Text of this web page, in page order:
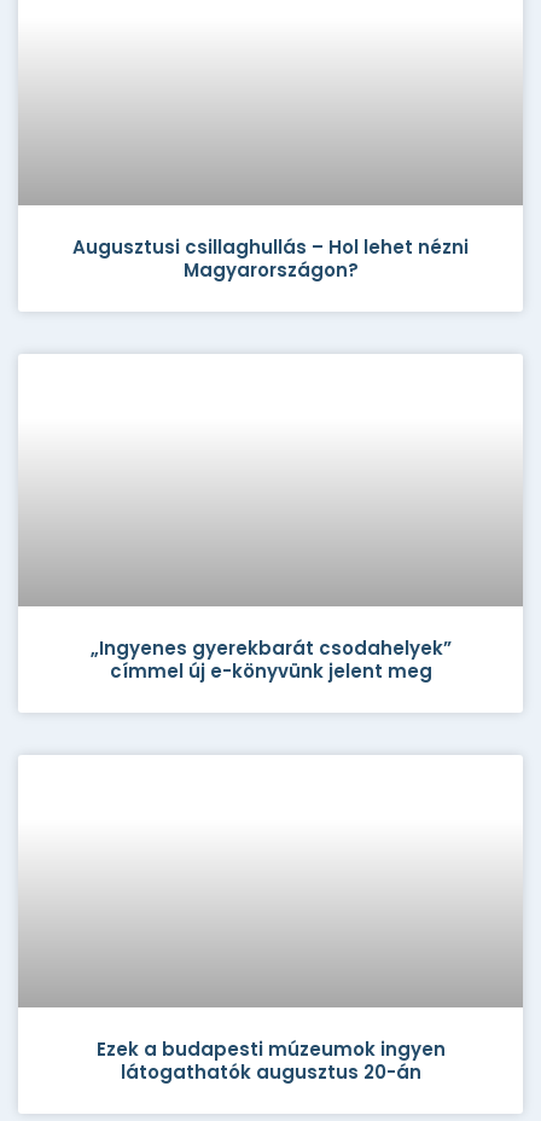
Augusztusi csillaghullás – Hol lehet nézni
Magyarországon?
„Ingyenes gyerekbarát csodahelyek”
címmel új e-könyvünk jelent meg
Ezek a budapesti múzeumok ingyen
látogathatók augusztus 20-án